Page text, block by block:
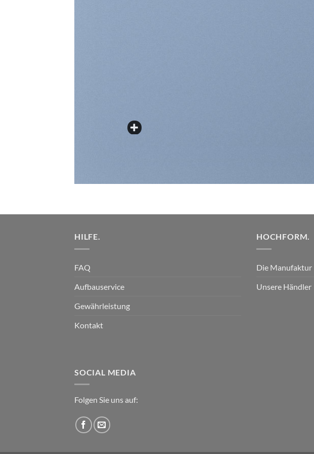
HILFE.
FAQ
Aufbauservice
Gewährleistung
Kontakt
HOCHFORM.
Die Manufaktur
Unsere Händler
SOCIAL MEDIA
Folgen Sie uns auf: